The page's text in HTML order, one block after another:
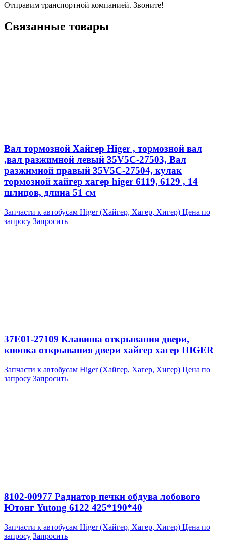
Отправим транспортной компанией. Звоните!
Связанные товары
Вал тормозной Хайгер Higer , тормозной вал
,вал разжимной левый 35V5C-27503, Вал
разжимной правый 35V5C-27504, кулак
тормозной хайгер хагер higer 6119, 6129 , 14
шлицов, длина 51 см
Запчасти к автобусам Higer (Хайгер, Хагер, Хигер) Цена по
запросу Запросить
37E01-27109 Клавиша открывания двери,
кнопка открывания двери хайгер хагер HIGER
Запчасти к автобусам Higer (Хайгер, Хагер, Хигер) Цена по
запросу Запросить
8102-00977 Радиатор печки обдува лобового
Ютонг Yutong 6122 425*190*40
Запчасти к автобусам Higer (Хайгер, Хагер, Хигер) Цена по
запросу Запросить